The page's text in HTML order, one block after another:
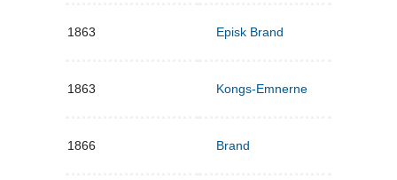
1863 Episk Brand
1863 Kongs-Emnerne
1866 Brand